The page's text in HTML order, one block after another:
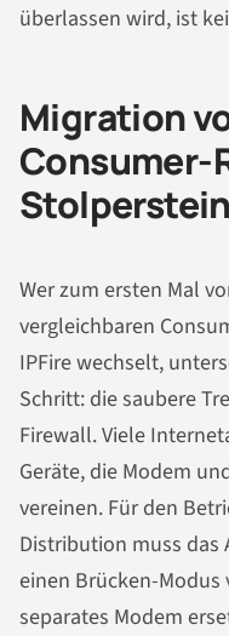
überlassen wird, ist
Migration
Consumer-
Wer zum ersten Mal
vergleichbaren
IPFire wechselt,
Schritt: die saubere
Firewall. Viele
Geräte, die Modem
vereinen. Für den
Distribution muss das
einen Brücken-
separates Modem